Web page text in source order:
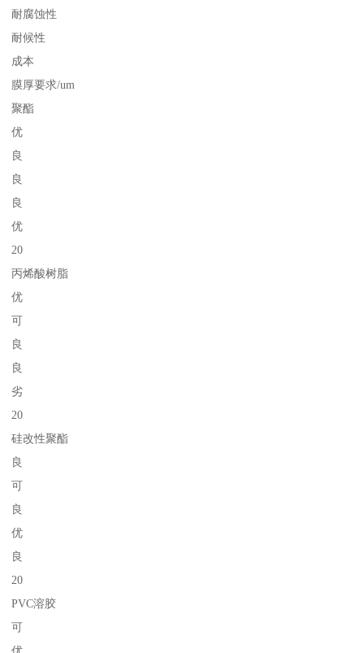
耐腐蚀性
耐候性
成本
膜厚要求/um
聚酯
优
良
良
良
优
20
丙烯酸树脂
优
可
良
良
劣
20
硅改性聚酯
良
可
良
优
良
20
PVC溶胶
可